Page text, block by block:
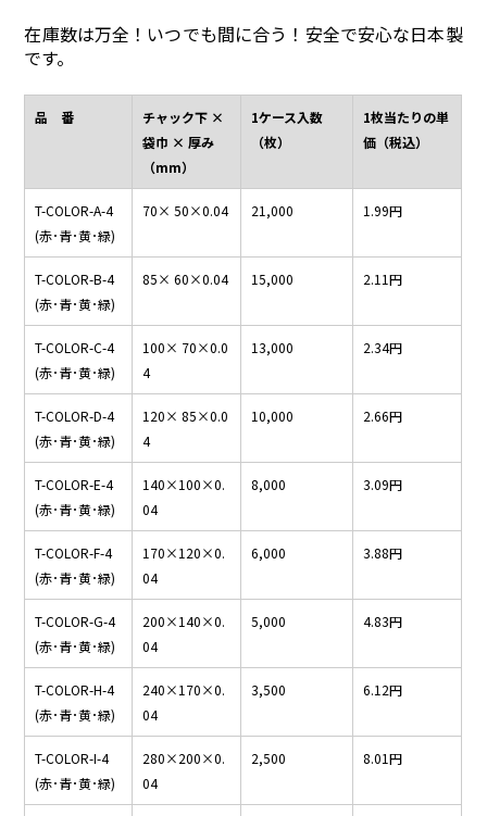
在庫数は万全！いつでも間に合う！安全で安心な日本製
です。
品 番
チャック下 ×
袋巾 × 厚み
（mm）
1ケース入数
（枚）
1枚当たりの単
価（税込）
T-COLOR-A-4
(赤･青･黄･緑)
70× 50×0.04 21,000 1.99円
T-COLOR-B-4
(赤･青･黄･緑)
85× 60×0.04 15,000 2.11円
T-COLOR-C-4
(赤･青･黄･緑)
100× 70×0.0
4
13,000 2.34円
T-COLOR-D-4
(赤･青･黄･緑)
120× 85×0.0
4
10,000 2.66円
T-COLOR-E-4
(赤･青･黄･緑)
140×100×0.
04
8,000 3.09円
T-COLOR-F-4
(赤･青･黄･緑)
170×120×0.
04
6,000 3.88円
T-COLOR-G-4
(赤･青･黄･緑)
200×140×0.
04
5,000 4.83円
T-COLOR-H-4
(赤･青･黄･緑)
240×170×0.
04
3,500 6.12円
T-COLOR-I-4
(赤･青･黄･緑)
280×200×0.
04
2,500 8.01円